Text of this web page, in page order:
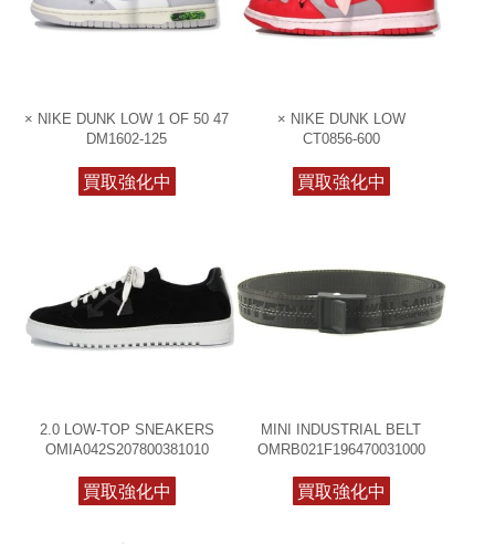
× NIKE DUNK LOW 1 OF 50 47
DM1602-125
買取強化中
× NIKE DUNK LOW
CT0856-600
買取強化中
2.0 LOW-TOP SNEAKERS
OMIA042S207800381010
買取強化中
MINI INDUSTRIAL BELT
OMRB021F196470031000
買取強化中